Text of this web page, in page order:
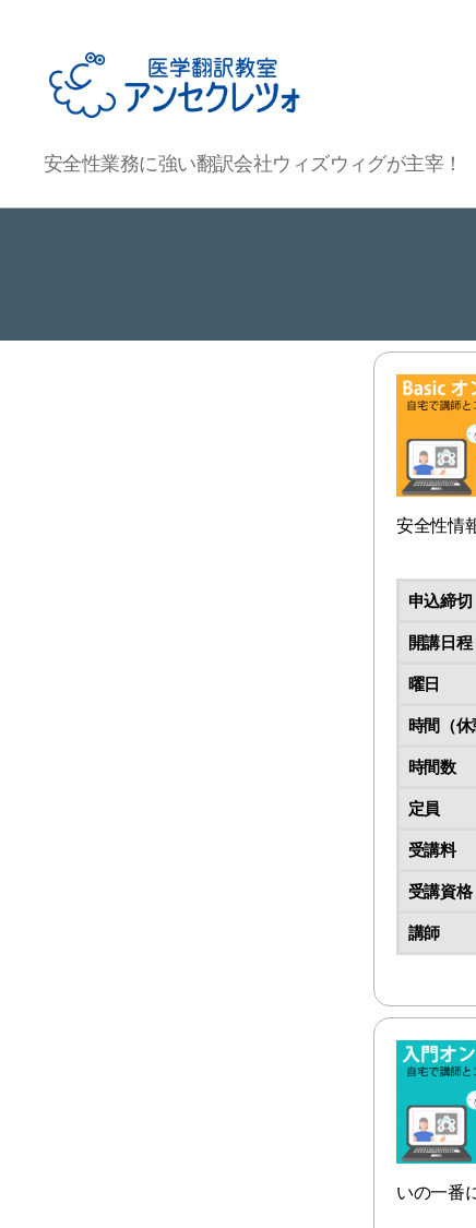
医
学
セ
安全性業務に強い翻訳会社ウィズウィグが主宰！
安全性情
申込締切
開講日程
曜日
時間（休
時間数
定員
受講料
受講資格
講師
いの一番